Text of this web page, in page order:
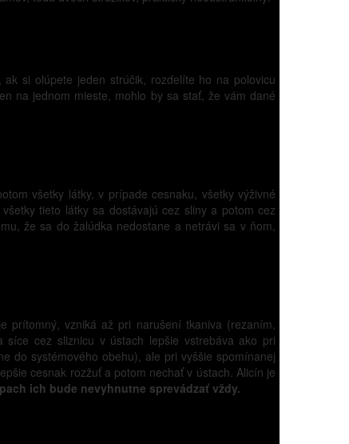
si olúpete jeden strúčik, rozdelíte ho na polovicu
na jednom mieste, mohlo by sa stať, že vám dané
všetky látky, v prípade cesnaku, všetky výživné
tieto látky sa dostávajú cez sliny a potom cez
že sa do žalúdka nedostane a netrávi sa v ňom,
prítomný, vzniká až pri narušení tkaniva (rezaním,
cez sliznicu v ústach lepšie vstrebáva ako pri
do systémového obehu), ale pri vyššie spomínanej
cesnak rozžuť a potom nechať v ústach. Alicín je
ich bude nevyhnutne sprevádzať vždy.